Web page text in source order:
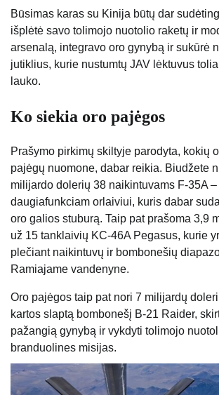
Būsimas karas su Kinija būtų dar
išplėtė savo tolimojo nuotolio raketų ir
arsenalą, integravo oro gynybą ir sukūrė
jutiklius, kurie nustumtų JAV lėktuvus
lauko.
Ko siekia oro pajėgos
Prašymo pirkimų skiltyje parodyta, kokių
pajėgų nuomone, dabar reikia. Biudžete
milijardo dolerių 38 naikintuvams F-35A
daugiafunkciam orlaiviui, kuris dabar
oro galios stuburą. Taip pat prašoma 3,9
už 15 tanklaivių KC-46A Pegasus, kurie
plečiant naikintuvų ir bombonešių
Ramiajame vandenyne.
Oro pajėgos taip pat nori 7 milijardų
kartos slaptą bombonešį B-21 Raider,
pažangią gynybą ir vykdyti tolimojo
branduolines misijas.